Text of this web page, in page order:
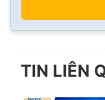
TIN LIÊN